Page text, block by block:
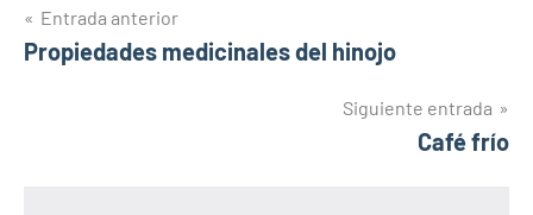
Navegación
de
Entrada anterior
Propiedades medicinales del hinojo
Siguiente entrada
Café frío